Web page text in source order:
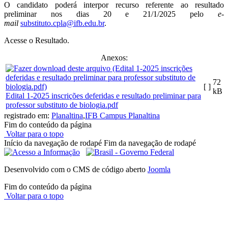
O candidato poderá interpor recurso referente ao resultado
preliminar nos dias 20 e 21/1/2025 pelo e-
mail substituto.cpla@ifb.edu.br.
Acesse o Resultado.
Anexos:
Edital 1-2025 inscrições deferidas e resultado preliminar para
professor substituto de biologia.pdf
[ ]
72
kB
registrado em: Planaltina,IFB Campus Planaltina
Fim do conteúdo da página
Voltar para o topo
Início da navegação de rodapé Fim da navegação de rodapé
Desenvolvido com o CMS de código aberto Joomla
Fim do conteúdo da página
Voltar para o topo